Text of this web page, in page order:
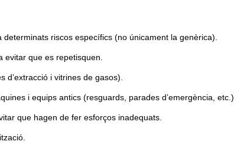
riscos específics (no únicament la genèrica).
que es repetisquen.
d’extracció i vitrines de gasos).
i equips antics (resguards, parades d’emergència, etc.).
que hagen de fer esforços inadequats.